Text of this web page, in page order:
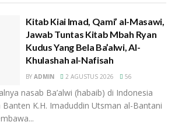
memutuskan diantaranya
dan mendirikan Jami’ ah
dan bagi yang sudah memiliki
linahdlotil ulama, atau
Ulama, seperti Jauharotun Naqiyah
Citangkil, dan Nurul Falah di
Kitab Kiai Imad, Qami’ al-Masawi,
Jawab Tuntas Kitab Mbah Ryan
Kudus Yang Bela Ba’alwi, Al-
Khulashah al-Nafisah
BY ADMIN 2 AGUSTUS 2026 56
nasab Ba’alwi (habaib) di Indonesia
K.H. Imaduddin Utsman al-Bantani